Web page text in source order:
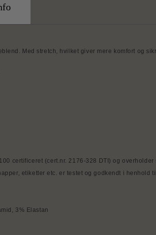
Med stretch, hvilket giver mere komfort og
certificeret (cert.nr. 2176-328 DTI) og
etiketter etc. er testet og godkendt i henhold
3% Elastan